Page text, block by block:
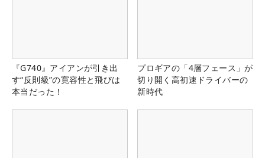
『G740』アイアンが引き出
す“反則級”の寛容性と飛びは
本当だった！
プロギアの「4層フェース」が
切り開く高初速ドライバーの
新時代